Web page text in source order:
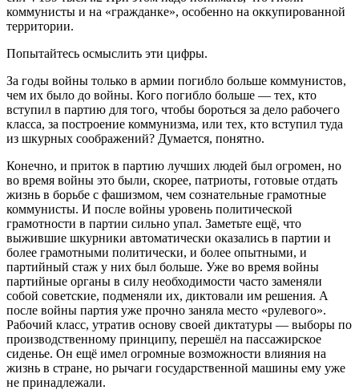
коммунисты и на «гражданке», особенно на оккупированной
территории.
Попытайтесь осмыслить эти цифры.
За годы войны только в армии погибло больше коммунистов,
чем их было до войны. Кого погибло больше — тех, кто
вступил в партию для того, чтобы бороться за дело рабочего
класса, за построение коммунизма, или тех, кто вступил туда
из шкурных соображений? Думается, понятно.
Конечно, и приток в партию лучших людей был огромен, но
во время войны это были, скорее, патриоты, готовые отдать
жизнь в борьбе с фашизмом, чем сознательные грамотные
коммунисты. И после войны уровень политической
грамотности в партии сильно упал. Заметьте ещё, что
выжившие шкурники автоматически оказались в партии и
более грамотными политически, и более опытными, и
партийный стаж у них был больше. Уже во время войны
партийные органы в силу необходимости часто заменяли
собой советские, подменяли их, диктовали им решения. А
после войны партия уже прочно заняла место «рулевого».
Рабочий класс, утратив основу своей диктатуры — выборы по
производственному принципу, перешёл на пассажирское
сиденье. Он ещё имел огромные возможности влияния на
жизнь в стране, но рычаги государственной машины ему уже
не принадлежали.